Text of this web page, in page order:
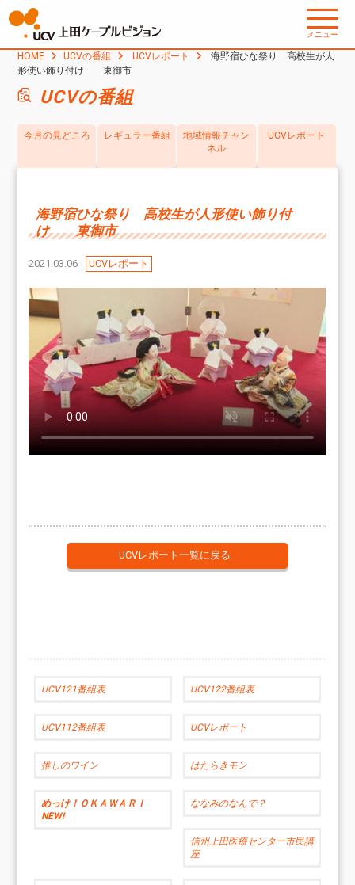
メニュー
HOME UCVの番組 UCVレポート
海野宿ひな祭り 高校生が人
形使い飾り付け 東御市
UCVの番組
今月の見どころ レギュラー番組
地域情報チャン
ネル
UCVレポート
海野宿ひな祭り 高校生が人形使い飾り付
け 東御市
2021.03.06 UCVレポート
UCVレポート一覧に戻る
UCV121番組表 UCV122番組表
UCV112番組表 UCVレポート
推しのワイン はたらきモン
めっけ！ＯＫＡＷＡＲＩ
NEW!
ななみのなんで？
信州上田医療センター市民講
座